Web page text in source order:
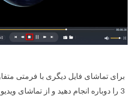
3 را دوباره انجام دهید و از تماشای